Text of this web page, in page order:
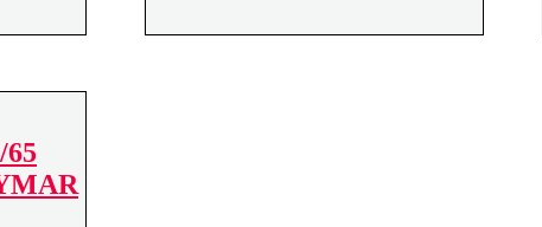
65